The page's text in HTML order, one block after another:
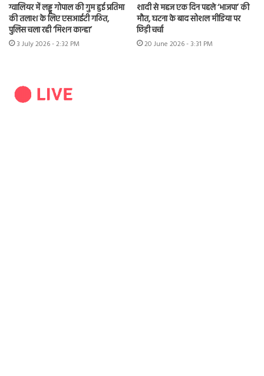
ग्वालियर में लड्डू गोपाल की गुम हुई प्रतिमा
की तलाश के लिए एसआईटी गठित,
पुलिस चला रही ‘मिशन कान्हा’
3 July 2026 - 2:32 PM
शादी से महज एक दिन पहले ‘भाजपा’ की
मौत, घटना के बाद सोशल मीडिया पर
छिड़ी चर्चा
20 June 2026 - 3:31 PM